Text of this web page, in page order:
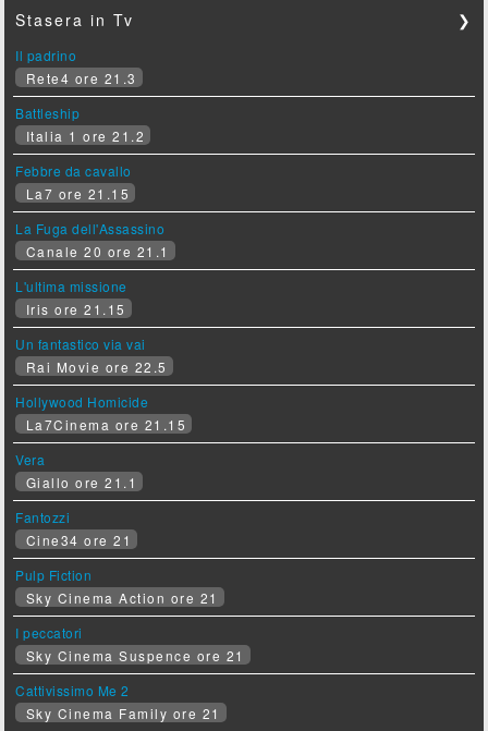
Stasera in Tv ❯
Il padrino
Rete4 ore 21.3
Battleship
Italia 1 ore 21.2
Febbre da cavallo
La7 ore 21.15
La Fuga dell'Assassino
Canale 20 ore 21.1
L'ultima missione
Iris ore 21.15
Un fantastico via vai
Rai Movie ore 22.5
Hollywood Homicide
La7Cinema ore 21.15
Vera
Giallo ore 21.1
Fantozzi
Cine34 ore 21
Pulp Fiction
Sky Cinema Action ore 21
I peccatori
Sky Cinema Suspence ore 21
Cattivissimo Me 2
Sky Cinema Family ore 21